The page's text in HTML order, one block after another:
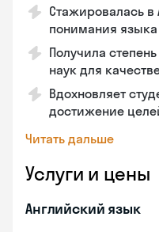
Стажировалась в
понимания языка
Получила
наук для
Вдохновляет
достижение
Читать дальше
Услуги и цены
Английский язык